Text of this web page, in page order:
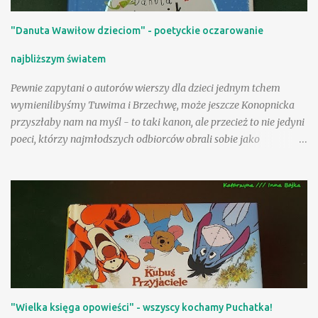
"Danuta Wawiłow dzieciom" - poetyckie oczarowanie
najbliższym światem
Pewnie zapytani o autorów wierszy dla dzieci jednym tchem
wymienilibyśmy Tuwima i Brzechwę, może jeszcze Konopnicka
przyszłaby nam na myśl - to taki kanon, ale przecież to nie jedyni
poeci, którzy najmłodszych odbiorców obrali sobie jako
Juliana Tuwima, po pozycjach zawierających teksty Wandy
Chotomskiej i Ludwika Jerzego Kerna, mamy teraz okazję
rozczytać się w wierszach i prozie Danuty Wawiłow. Zdarzyło się
nam już na tej stronie polecać wiersze poetki inspirowane
folklorem angielskim , pisałam także o sympatycznej lekturze
sennym marzeniom poświęconej ilustrowanej przez Jolę Richter-
Magnuszewską , zatem sięgnięcie po tom "Danuta Wawiłow
dzieciom" było jak spotkanie z dobrymi, bardzo lubianymi
"Wielka księga opowieści" - wszyscy kochamy Puchatka!